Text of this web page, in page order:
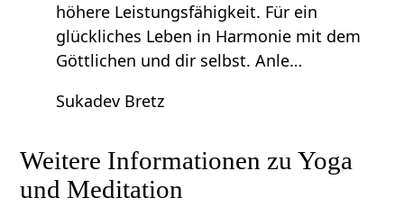
höhere Leistungsfähigkeit. Für ein
glückliches Leben in Harmonie mit dem
Göttlichen und dir selbst. Anle…
Sukadev Bretz
Weitere Informationen zu Yoga
und Meditation